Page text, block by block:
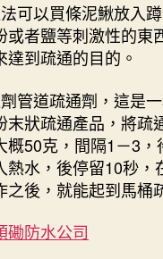
可以買條泥鰍放入
或者鹽等刺激性的東
到疏通的目的。
管道疏通劑，這是
末狀疏通產品，將疏
概50克，間隔1－3，
熱水，後停留10秒，
之後，就能起到馬桶
磡防水公司